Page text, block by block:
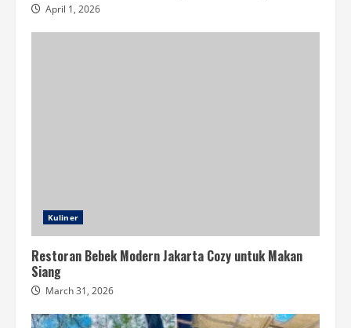
April 1, 2026
Kuliner
Restoran Bebek Modern Jakarta Cozy untuk Makan
Siang
March 31, 2026